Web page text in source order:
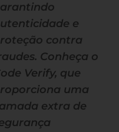
e
contra
Conheça o
Verify, que
uma
extra de